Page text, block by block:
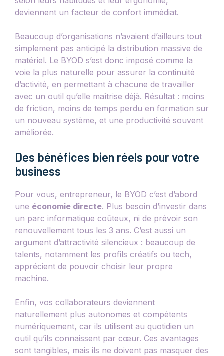
deviennent un facteur de confort immédiat.
Beaucoup d’organisations n’avaient d’ailleurs tout
simplement pas anticipé la distribution massive de
matériel. Le BYOD s’est donc imposé comme la
voie la plus naturelle pour assurer la continuité
d’activité, en permettant à chacune de travailler
avec un outil qu’elle maîtrise déjà. Résultat : moins
de friction, moins de temps perdu en formation sur
un nouveau système, et une productivité souvent
améliorée.
Des bénéfices bien réels pour votre
business
Pour vous, entrepreneur, le BYOD c’est d’abord
une économie directe. Plus besoin d’investir dans
un parc informatique coûteux, ni de prévoir son
renouvellement tous les 3 ans. C’est aussi un
argument d’attractivité silencieux : beaucoup de
talents, notamment les profils créatifs ou tech,
apprécient de pouvoir choisir leur propre
machine.
Enfin, vos collaborateurs deviennent
naturellement plus autonomes et compétents
numériquement, car ils utilisent au quotidien un
outil qu’ils connaissent par cœur. Ces avantages
sont tangibles, mais ils ne doivent pas masquer des